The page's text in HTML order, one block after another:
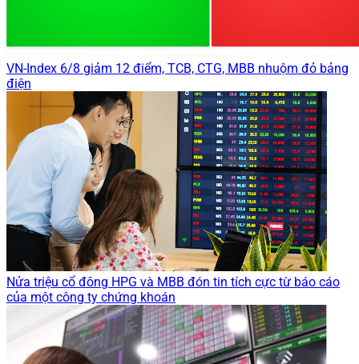
VN-Index 6/8 giảm 12 điểm, TCB, CTG, MBB nhuộm đỏ bảng
điện
Nửa triệu cổ đông HPG và MBB đón tin tích cực từ báo cáo
của một công ty chứng khoán